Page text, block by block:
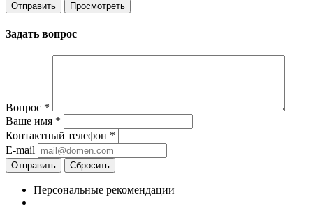
Задать вопрос
Вопрос *
Ваше имя *
Контактный телефон *
E-mail
Отправить Сбросить
Персональные рекомендации